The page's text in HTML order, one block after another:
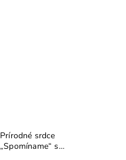
Prírodné srdce
„Spomíname“ s